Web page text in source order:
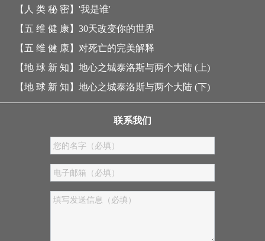
【人 类 秘 密】 '我是谁'
【五 维 健 康】 30天改变你的世界
【五 维 健 康】 对死亡的完美解释
【地 球 新 知】 地心之城泰洛斯与两个大陆 (上)
【地 球 新 知】 地心之城泰洛斯与两个大陆 (下)
联系我们